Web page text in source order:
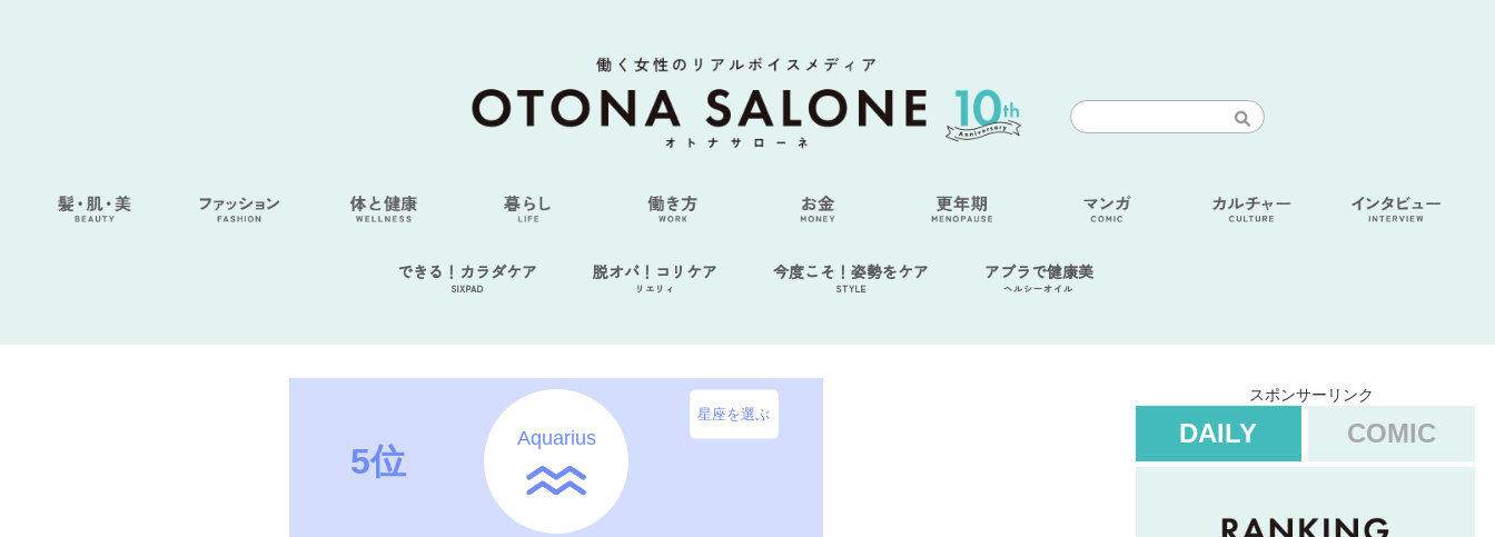
できる！カラダケア
SIXPAD
脱オバ！コリケア
リエリィ
今度こそ！姿勢をケア
STYLE
アブラで健康美
ヘルシーオイル
5位
Aquarius
星座を選ぶ
スポンサーリンク
DAILY COMIC